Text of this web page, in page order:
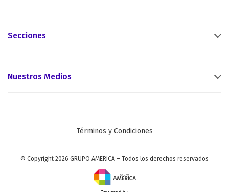
Secciones
Nuestros Medios
Términos y Condiciones
© Copyright 2026 GRUPO AMERICA – Todos los derechos reservados